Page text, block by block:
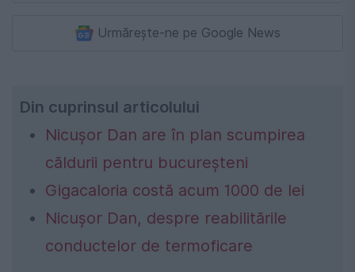
Urmărește-ne pe Google News
Din cuprinsul articolului
Nicușor Dan are în plan scumpirea
căldurii pentru bucureșteni
Gigacaloria costă acum 1000 de lei
Nicușor Dan, despre reabilitările
conductelor de termoficare